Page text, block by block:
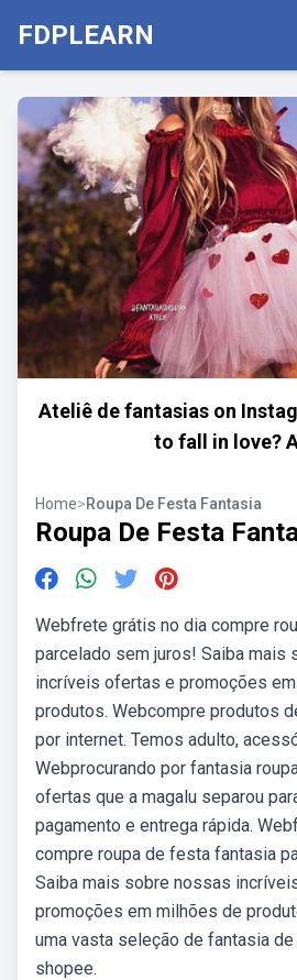
FDPLEARN
Ateliê de fantasias on
to fall in love?
Home>Roupa De Festa Fantasia
Roupa De Festa
Webfrete grátis no dia compre
parcelado sem juros! Saiba mais
incríveis ofertas e promoções
produtos. Webcompre produtos
por internet. Temos adulto,
Webprocurando por fantasia
ofertas que a magalu separou
pagamento e entrega rápida.
compre roupa de festa fantasia
Saiba mais sobre nossas
promoções em milhões de
uma vasta seleção de fantasia
shopee.